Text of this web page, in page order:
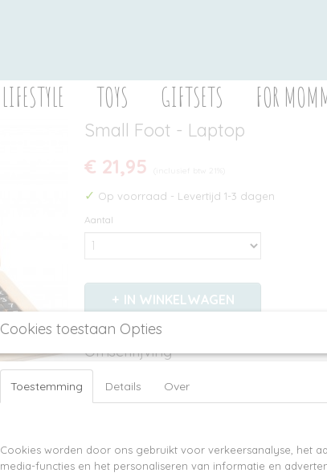
LIFESTYLE TOYS GIFTSETS FOR
Small Foot - Laptop
€ 21,95 (inclusief btw 21%)
✓ Op voorraad - Levertijd 1-3 dagen
Aantal
IN WINKELWAGEN
Omschrijving
Small Foot - Laptop
Voor de allerkleinsten is deze te gekke laptop
cijfers zijn magnetisch waardoor de eerste woordjes
magneetbord kunnen worden bevestigd. Een paar
'scherm' getekend, De spons veegt alles weer weg voor
smartphone van hout maakt dit geweldige educatieve
Cookies toestaan Opties
Toestemming Details Over
Cookies worden door ons gebruikt voor verkeersanalyse, het
media-functies en het personaliseren van informatie en